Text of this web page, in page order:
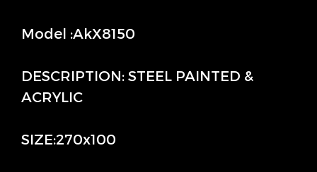
Model :AkX8150
DESCRIPTION: STEEL PAINTED &
ACRYLIC
SIZE:270x100